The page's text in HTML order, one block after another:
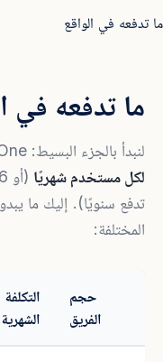
ما تدفعه في الواقع
ما تدفعه في
لنبدأ بالجزء البسيط: Zoho One تكاليف البرنامج
لكل مستخدم شهريًا
تدفع سنويًا). إليك ما يبدو
المختلفة:
حجم
الفريق
التكلفة
الشهرية